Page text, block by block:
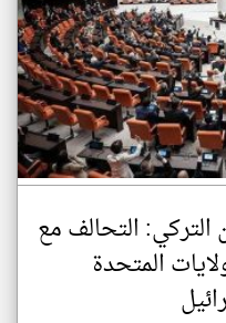
التركي: التحالف مع
المتحدة